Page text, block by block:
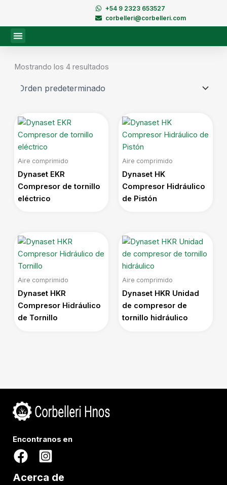
+54 9 2323 653527
corbelleri@corbelleri.com
Mostrando los 4 resultados
Aire comprimido
Dynaset EKR
Compresor de tornillo
eléctrico
Aire comprimido
Dynaset HK
Compresor Hidráulico
de Pistón
Aire comprimido
Dynaset HKR
Compresor Hidráulico
de Tornillo
Aire comprimido
Dynaset HKR Unidad
de compresor de
tornillo hidráulico
Encontranos en
Acerca de